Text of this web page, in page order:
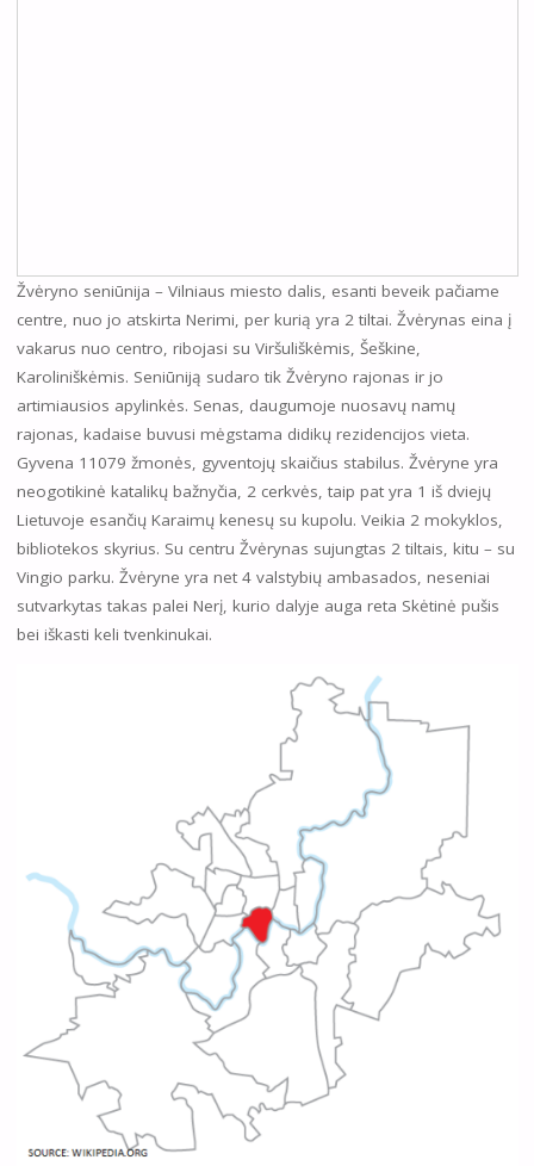
Žvėryno seniūnija – Vilniaus miesto dalis, esanti beveik pačiame
centre, nuo jo atskirta Nerimi, per kurią yra 2 tiltai. Žvėrynas eina į
vakarus nuo centro, ribojasi su Viršuliškėmis, Šeškine,
Karoliniškėmis. Seniūniją sudaro tik Žvėryno rajonas ir jo
artimiausios apylinkės. Senas, daugumoje nuosavų namų
rajonas, kadaise buvusi mėgstama didikų rezidencijos vieta.
Gyvena 11079 žmonės, gyventojų skaičius stabilus. Žvėryne yra
neogotikinė katalikų bažnyčia, 2 cerkvės, taip pat yra 1 iš dviejų
Lietuvoje esančių Karaimų kenesų su kupolu. Veikia 2 mokyklos,
bibliotekos skyrius. Su centru Žvėrynas sujungtas 2 tiltais, kitu – su
Vingio parku. Žvėryne yra net 4 valstybių ambasados, neseniai
sutvarkytas takas palei Nerį, kurio dalyje auga reta Skėtinė pušis
bei iškasti keli tvenkinukai.